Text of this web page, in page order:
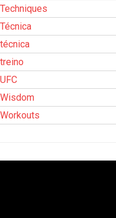
Techniques
Técnica
técnica
treino
UFC
Wisdom
Workouts